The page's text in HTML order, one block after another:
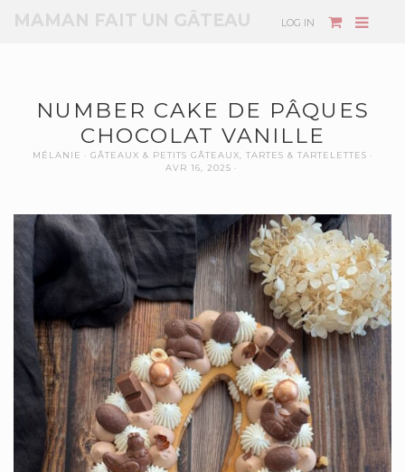
MAMAN FAIT UN GÂTEAU LOG IN
NUMBER CAKE DE PÂQUES
CHOCOLAT VANILLE
MÉLANIE GÂTEAUX & PETITS GÂTEAUX
TARTES & TARTELETTES
AVR 16, 2025